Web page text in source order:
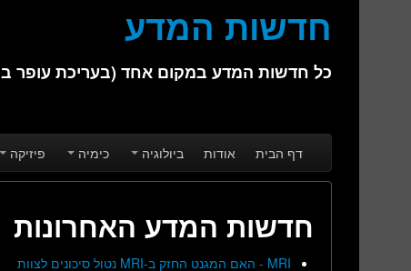
חדשות המדע
כל חדשות המדע במקום אחד (בעריכת עופר בן
Main menu
דף הבית אודות ביולוגיה כימיה פיזיקה
חדשות המדע האחרונות
MRI - האם המגנט החזק ב-MRI נטול סיכונים לצוות